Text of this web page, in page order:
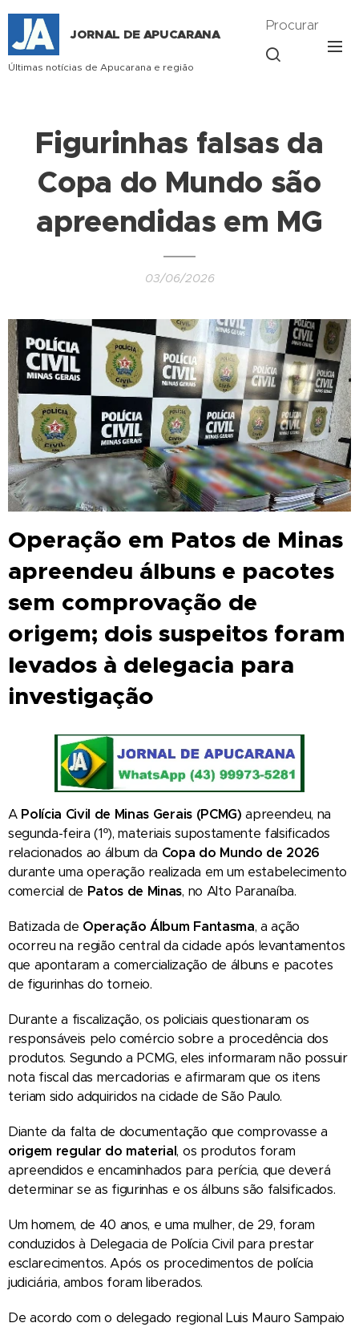
JORNAL DE APUCARANA
Últimas notícias de Apucarana e região
Procurar
Figurinhas falsas da
Copa do Mundo são
apreendidas em MG
03/06/2026
Operação em Patos de Minas
apreendeu álbuns e pacotes
sem comprovação de
origem; dois suspeitos foram
levados à delegacia para
investigação
A Polícia Civil de Minas Gerais (PCMG) apreendeu, na
segunda-feira (1º), materiais supostamente falsificados
relacionados ao álbum da Copa do Mundo de 2026
durante uma operação realizada em um estabelecimento
comercial de Patos de Minas, no Alto Paranaíba.
Batizada de Operação Álbum Fantasma, a ação
ocorreu na região central da cidade após levantamentos
que apontaram a comercialização de álbuns e pacotes
de figurinhas do torneio.
Durante a fiscalização, os policiais questionaram os
responsáveis pelo comércio sobre a procedência dos
produtos. Segundo a PCMG, eles informaram não possuir
nota fiscal das mercadorias e afirmaram que os itens
teriam sido adquiridos na cidade de São Paulo.
Diante da falta de documentação que comprovasse a
origem regular do material, os produtos foram
apreendidos e encaminhados para perícia, que deverá
determinar se as figurinhas e os álbuns são falsificados.
Um homem, de 40 anos, e uma mulher, de 29, foram
conduzidos à Delegacia de Polícia Civil para prestar
esclarecimentos. Após os procedimentos de polícia
judiciária, ambos foram liberados.
De acordo com o delegado regional Luis Mauro Sampaio